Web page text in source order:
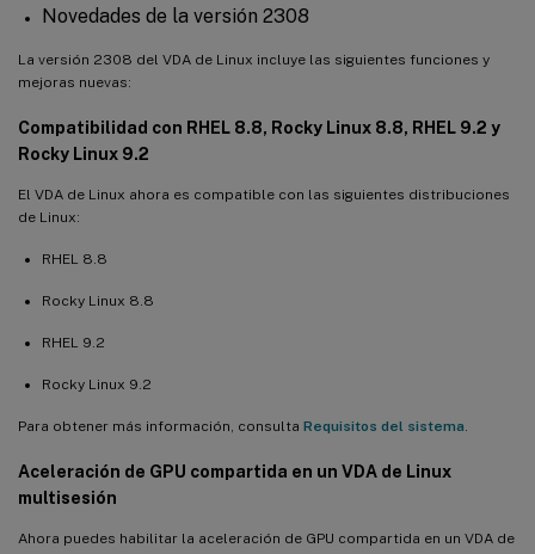
Novedades de la versión 2308
La versión 2308 del VDA de Linux incluye las siguientes funciones y
mejoras nuevas:
Compatibilidad con RHEL 8.8, Rocky Linux 8.8, RHEL 9.2 y
Rocky Linux 9.2
El VDA de Linux ahora es compatible con las siguientes distribuciones
de Linux:
RHEL 8.8
Rocky Linux 8.8
RHEL 9.2
Rocky Linux 9.2
Para obtener más información, consulta Requisitos del sistema
Aceleración de GPU compartida en un VDA de Linux
multisesión
Ahora puedes habilitar la aceleración de GPU compartida en un VDA de
Conexión Rendezvous a través de un proxy HTTP
Compatibilidad con audio adaptable
Compatibilidad con nuevos dispositivos de destino de streaming
de Linux
Mejora de la sincronización de la distribución del teclado
Mejora de la entrada del teclado
Novedades de 2110
Compatibilidad con SUSE 15.3 y SUSE 15.2
HDX para SUSE 15.3, SUSE 15.2 y SUSE 12.5
Compatibilidad con FAS para máquinas virtuales creadas con
MCS que usan PowerBroker Identity Services (PBIS)
Se agregan dos variables de entorno a ctxfascfg.sh